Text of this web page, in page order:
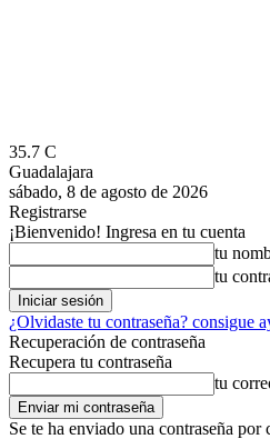
35.7 C
Guadalajara
sábado, 8 de agosto de 2026
Registrarse
¡Bienvenido! Ingresa en tu cuenta
tu
tu
¿Olvidaste tu contraseña? consigue
Recuperación de contraseña
Recupera tu contraseña
tu
Se te ha enviado una contraseña por